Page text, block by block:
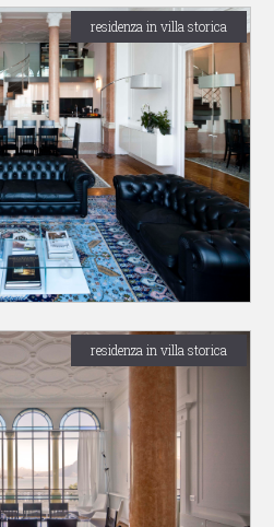
residenza in villa storica
residenza in villa storica